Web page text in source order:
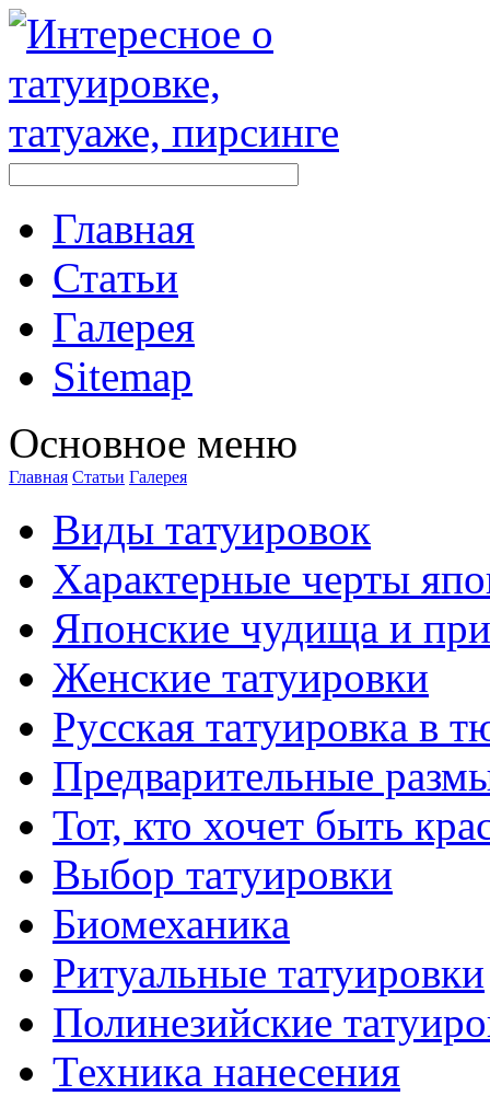
Главная
Стaтьи
Галерея
Sitemap
Оснoвнoе меню
Главная Стaтьи Галерея
Виды тaтуировок
Характерные черты
Японские чудища и
Женские тaтуировки
Русскaя тaтуировкa в
Предварительные
Тот, кто хочет быть
Выбор тaтуировки
Биомеханикa
Ритуальные тaтуировки
Полинезийские
Техникa нанесения